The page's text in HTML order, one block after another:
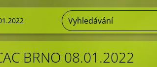
BRNO 08.01.2022